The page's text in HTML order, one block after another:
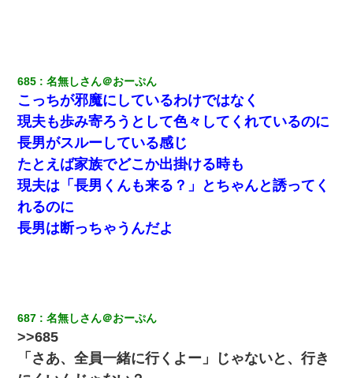
男だけどリベンジポノレノの被害者になって未だに人生が立ち直
せない
父親がくも膜下出血で突然ﾀﾋ。→母の貯金が0なことが判明。→母
「私を家に置いてほしい、どうか見捨てないで(土下座」俺・嫁
「…」
17年飼っていた犬が亡くなった。鼻水垂らし嗚咽する私に、猫が
近づいて頭突きをしてきて…
【GJ!】会社から帰宅中、広い駐車場にエンジンかけっ放しの車を
発見。しかも「ヒィ～」みたいな声も聞こえてきたので気になっ
て近寄ったら女の子がおっさんの下敷きになってた
685 名無しさん＠おーぷん
こっちが邪魔にしているわけではなく
現夫も歩み寄ろうとして色々してくれているのに
長男がスルーしている感じ
たとえば家族でどこか出掛ける時も
現夫は「長男くんも来る？」とちゃんと誘ってく
れるのに
長男は断っちゃうんだよ
687 名無しさん＠おーぷん
>>685
「さあ、全員一緒に行くよー」じゃないと、行き